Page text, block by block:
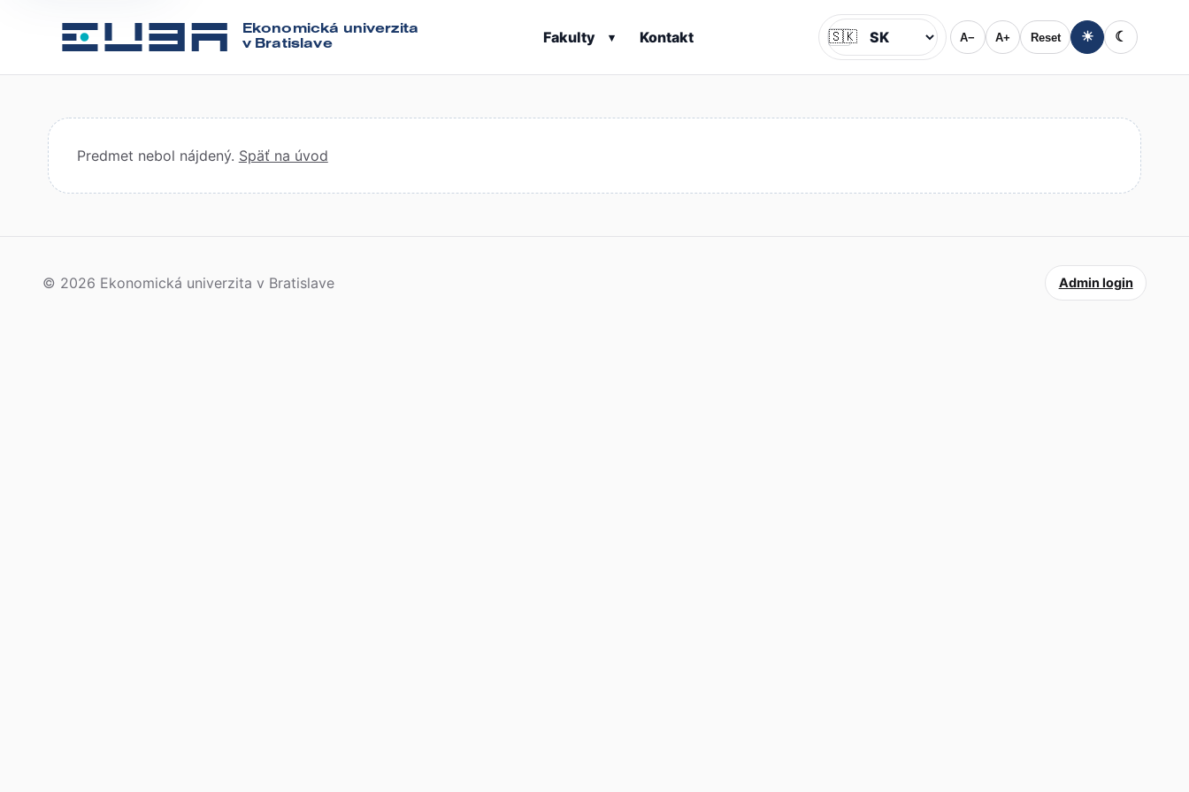
Ekonomická univerzita
v Bratislave
Fakulty ▾ Kontakt Jazyk
🇸🇰 A− A+ Reset ☀ ☾
Predmet nebol nájdený. Späť na úvod
© 2026 Ekonomická univerzita v Bratislave Admin login